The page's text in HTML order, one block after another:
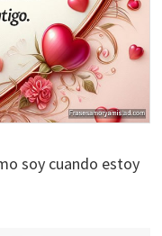
soy cuando estoy